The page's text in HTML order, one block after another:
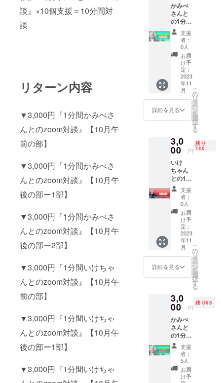
談』×10個支援＝10分間対
談
リターン内容
▼3,000円『1分間かみべさ
んとのzoom対談』【10月午
前の部】
▼3,000円『1分間かみべさ
んとのzoom対談』【10月午
後の部ー1部】
▼3,000円『1分間かみべさ
んとのzoom対談』【10月午
後の部ー2部】
▼3,000円『1分間いけちゃ
んとのzoom対談』【10月午
前の部】
▼3,000円『1分間いけちゃ
んとのzoom対談』【10月午
後の部ー1部】
▼3,000円『1分間いけちゃ
考欄に
ZOOM
のユー
ザー名
を記入
してく
ださ
い。
かみべ
さんと
の1分間
の対談
【11月
午前の
部】 ※
重複し
て支援
が可能
となっ
ており
ます。
(例)
3000円
×10個支
分間対
談 ☆備
考欄に
ZOOM
のユー
ザー名
を記入
してく
ださ
い。
支援
者：
0人
お届
け予
定：
2023
年11
月
詳細を見る
こ
の
リ
タ
ー
ン
を
選
択
す
る
3,0
00 円
残り
100
いけ
ちゃん
との1分
間の対
談【11
月午前
の部】
※重複し
て支援
が可能
となっ
ており
ます。
(例)
3000円
×10個支
分間対
談 ☆備
考欄に
ZOOM
のユー
ザー名
を記入
してく
ださ
い。
支援
者：
0人
お届
け予
定：
2023
年11
月
詳細を見る
こ
の
リ
タ
ー
ン
を
選
択
す
る
3,0
00 円
残り95
かみべ
さんと
の1分間
の対談
【11月
午後の
部ー1
部】 ※
支援
者：
5人
お届
け予